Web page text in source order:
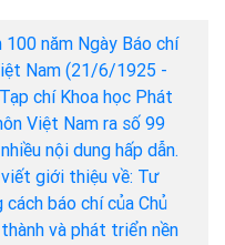
100 năm Ngày Báo chí
Nam (21/6/1925 -
chí Khoa học Phát
Việt Nam ra số 99
nội dung hấp dẫn.
viết giới thiệu về: Tư
báo chí của Chủ
và phát triển nền